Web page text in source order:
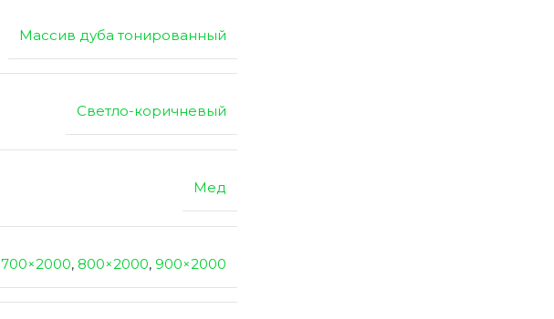
Массив дуба тонированный
Светло-коричневый
Мед
700×2000, 800×2000, 900×2000